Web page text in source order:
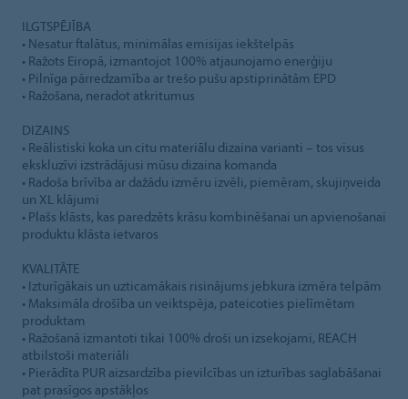
ILGTSPĒJĪBA
• Nesatur ftalātus, minimālas emisijas iekštelpās
• Ražots Eiropā, izmantojot 100% atjaunojamo enerģiju
• Pilnīga pārredzamība ar trešo pušu apstiprinātām EPD
• Ražošana, neradot atkritumus
DIZAINS
• Reālistiski koka un citu materiālu dizaina varianti – tos visus
ekskluzīvi izstrādājusi mūsu dizaina komanda
• Radoša brīvība ar dažādu izmēru izvēli, piemēram, skujiņveida
un XL klājumi
• Plašs klāsts, kas paredzēts krāsu kombinēšanai un apvienošanai
produktu klāsta ietvaros
KVALITĀTE
• Izturīgākais un uzticamākais risinājums jebkura izmēra telpām
• Maksimāla drošība un veiktspēja, pateicoties pielīmētam
produktam
• Ražošanā izmantoti tikai 100% droši un izsekojami, REACH
atbilstoši materiāli
• Pierādīta PUR aizsardzība pievilcības un izturības saglabāšanai
pat prasīgos apstākļos